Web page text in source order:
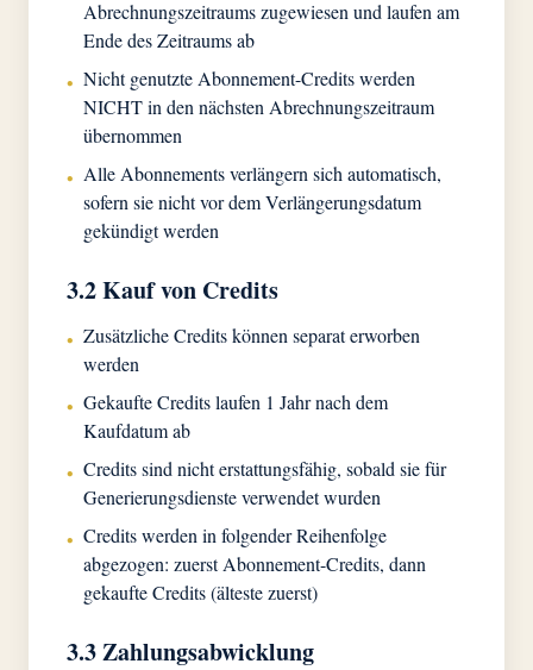
Abrechnungszeitraums zugewiesen und laufen am
Ende des Zeitraums ab
• Nicht genutzte Abonnement-Credits werden
NICHT in den nächsten Abrechnungszeitraum
übernommen
• Alle Abonnements verlängern sich automatisch,
sofern sie nicht vor dem Verlängerungsdatum
gekündigt werden
3.2 Kauf von Credits
• Zusätzliche Credits können separat erworben
werden
• Gekaufte Credits laufen 1 Jahr nach dem
Kaufdatum ab
• Credits sind nicht erstattungsfähig, sobald sie für
Generierungsdienste verwendet wurden
• Credits werden in folgender Reihenfolge
abgezogen: zuerst Abonnement-Credits, dann
gekaufte Credits (älteste zuerst)
3.3 Zahlungsabwicklung